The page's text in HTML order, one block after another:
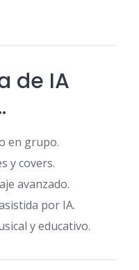
de IA
en grupo.
y covers.
avanzado.
por IA.
y educativo.